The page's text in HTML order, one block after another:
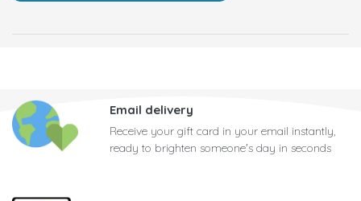
Email delivery
Receive your gift card in your email instantly,
ready to brighten someone's day in seconds